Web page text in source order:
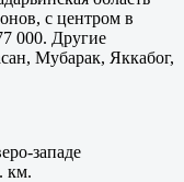
с центром в
000. Другие
Мубарак, Яккабог,
западе
км.